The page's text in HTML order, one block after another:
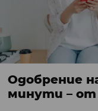
Одобрение
минути – от